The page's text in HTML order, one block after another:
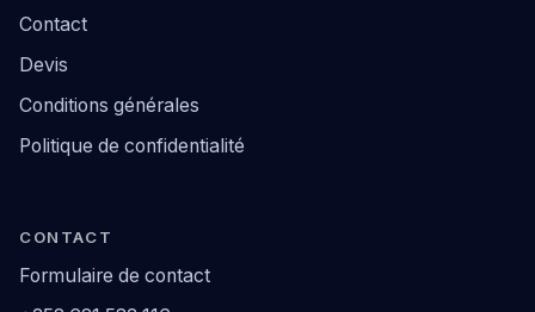
Contact
Devis
Conditions générales
Politique de confidentialité
CONTACT
Formulaire de contact